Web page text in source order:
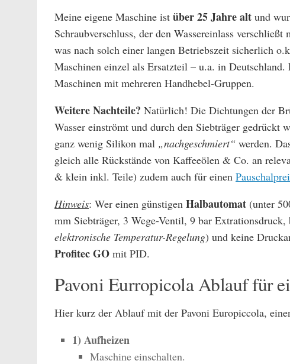
Meine eigene Maschine ist über 25 Jahre alt und
Schraubverschluss, der den Wassereinlass
was nach solch einer langen Betriebszeit sicherlich
Maschinen einzel als Ersatzteil – u.a. in Deutschland.
Maschinen mit mehreren Handhebel-Gruppen.
Weitere Nachteile? Natürlich! Die Dichtungen der
Wasser einströmt und durch den Siebträger
ganz wenig Silikon mal „nachgeschmiert“ werden.
gleich alle Rückstände von Kaffeeölen & Co. an
& klein inkl. Teile) zudem auch für einen
Hinweis: Wer einen günstigen Halbautomat (unter
mm Siebträger, 3 Wege-Ventil, 9 bar
elektronische Temperatur-Regelung) und keine
Profitec GO mit PID.
Pavoni Eurropicola Ablauf für
Hier kurz der Ablauf mit der Pavoni Europiccola,
1) Aufheizen
Maschine einschalten.